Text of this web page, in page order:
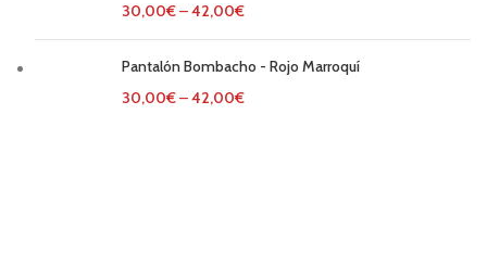
30,00€–42,00€
Pantalón Bombacho - Rojo Marroquí
30,00€–42,00€